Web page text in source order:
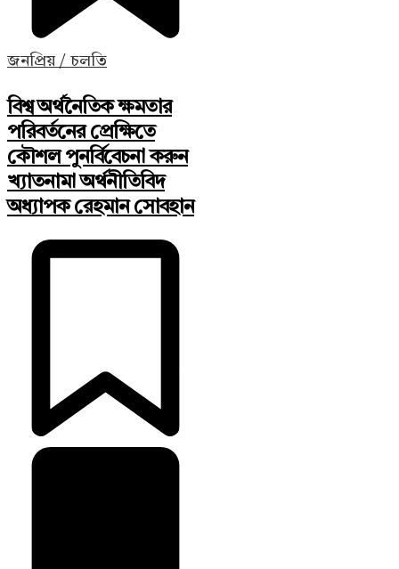
জনপ্রিয় / চলতি
বিশ্ব অর্থনৈতিক ক্ষমতার
পরিবর্তনের প্রেক্ষিতে
কৌশল পুনর্বিবেচনা করুন
খ্যাতনামা অর্থনীতিবিদ
অধ্যাপক রেহমান সোবহান